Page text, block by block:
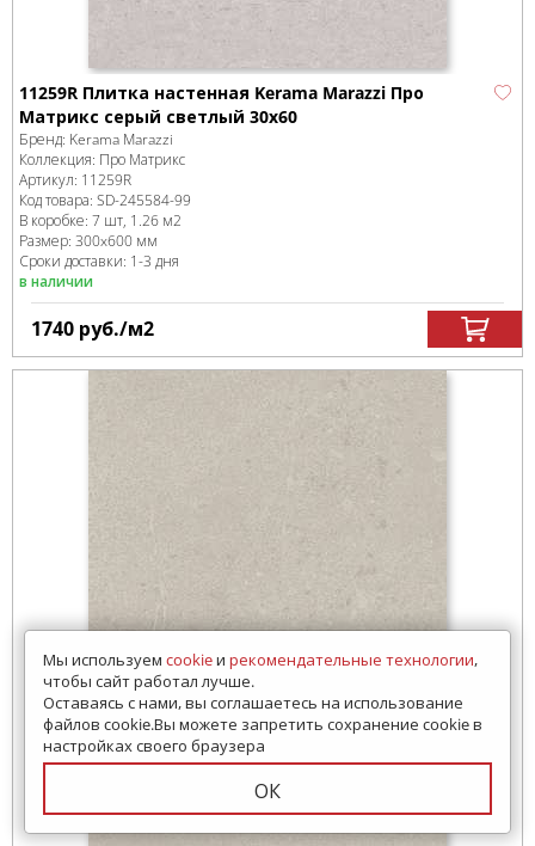
11259R Плитка настенная Kerama Marazzi Про
Матрикс серый светлый 30х60
Бренд: Kerama Marazzi
Коллекция: Про Матрикс
Артикул: 11259R
Код товара: SD-245584-99
В коробке: 7 шт, 1.26 м2
Размер: 300x600 мм
Сроки доставки: 1-3 дня
в наличии
1740 руб./м2
Мы используем cookieи рекомендательные технологии,
чтобы сайт работал лучше.
Оставаясь с нами, вы соглашаетесь на использование
файлов cookie.Вы можете запретить сохранение cookie в
настройках своего браузера
ОК